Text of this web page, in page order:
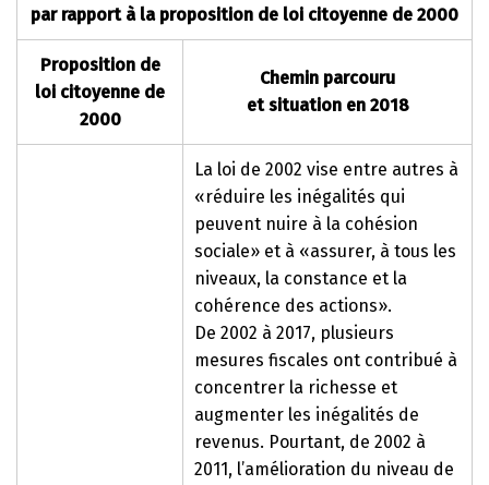
par rapport à la proposition de loi citoyenne de 2000
Proposition de
loi citoyenne de
2000
Chemin parcouru
et situation en 2018
La loi de 2002 vise entre autres à
«réduire les inégalités qui
peuvent nuire à la cohésion
sociale» et à «assurer, à tous les
niveaux, la constance et la
cohérence des actions».
De 2002 à 2017, plusieurs
mesures fiscales ont contribué à
concentrer la richesse et
augmenter les inégalités de
revenus. Pourtant, de 2002 à
2011, l’amélioration du niveau de